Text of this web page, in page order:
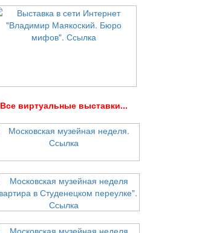
Все виртуальные выставки...